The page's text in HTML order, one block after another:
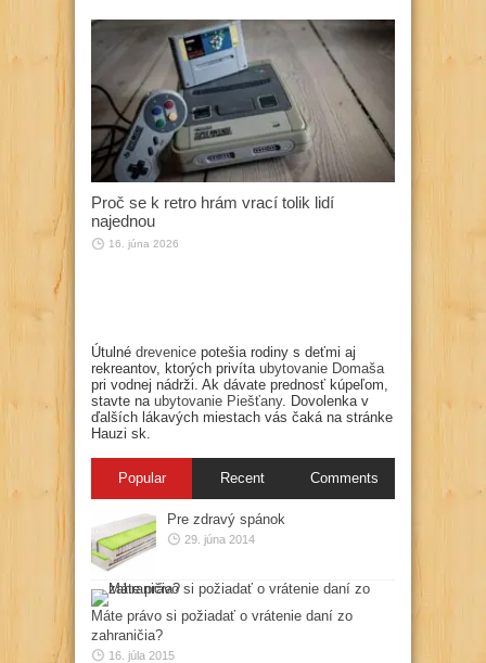
Proč se k retro hrám vrací tolik lidí
najednou
16. júna 2026
Útulné drevenice potešia rodiny s deťmi aj
rekreantov, ktorých privíta ubytovanie Domaša
pri vodnej nádrži. Ak dávate prednosť kúpeľom,
stavte na ubytovanie Piešťany. Dovolenka v
ďalších lákavých miestach vás čaká na stránke
Hauzi sk.
Popular Recent Comments
Pre zdravý spánok
29. júna 2014
Máte právo si požiadať o vrátenie daní zo
zahraničia?
16. júla 2015